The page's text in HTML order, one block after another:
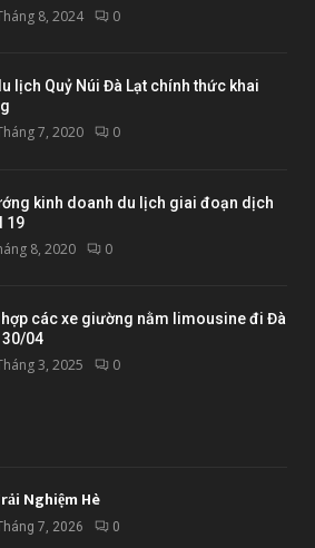
8, 2024 0
lịch Quỷ Núi Đà Lạt chính thức khai
7, 2020 0
kinh doanh du lịch giai đoạn dịch
19
8, 2020 0
các xe giường nằm limousine đi Đà
30/04
3, 2025 0
Nghiệm Hè
7, 2026 0